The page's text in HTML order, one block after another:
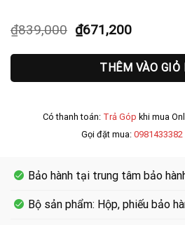
₫839,000 ₫671,200
THÊM VÀO GIỎ
Có thanh toán: Trả Góp khi mua
Gọi đặt mua: 0981433382
Bảo hành tại trung tâm bảo
Bộ sản phẩm: Hộp, phiếu bảo